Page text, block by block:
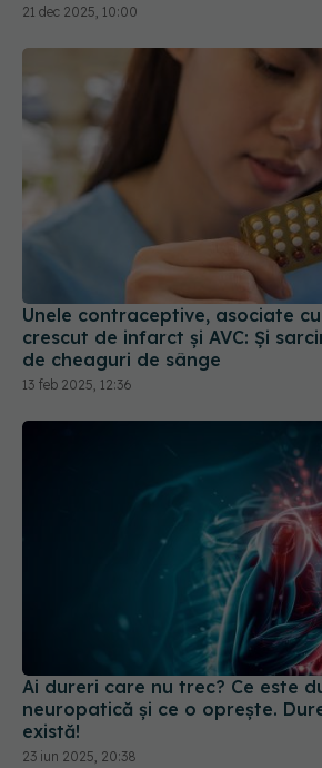
21 dec 2025, 10:00
Unele contraceptive, asociate
crescut de infarct și AVC: Și
de cheaguri de sânge
13 feb 2025, 12:36
Ai dureri care nu trec? Ce este
neuropatică și ce o oprește.
există!
23 iun 2025, 20:38